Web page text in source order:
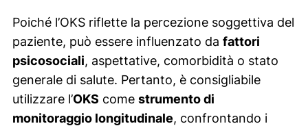
Poiché l’OKS riflette la percezione soggettiva del
paziente, può essere influenzato da fattori
psicosociali, aspettative, comorbidità o stato
generale di salute. Pertanto, è consigliabile
utilizzare l’OKS come strumento di
monitoraggio longitudinale, confrontando i